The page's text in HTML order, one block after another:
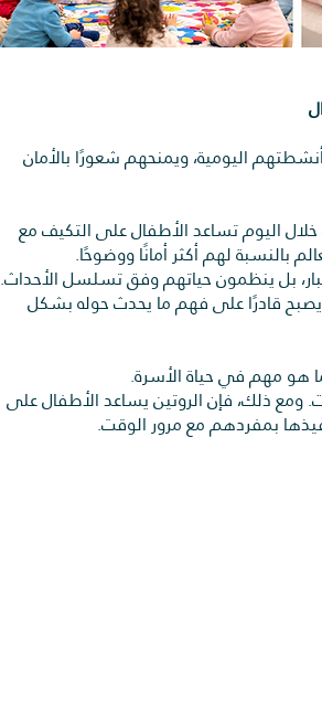
اليومية، ويمنحهم شعورًا بالأمان
اليوم تساعد الأطفال على التكيف مع
بالنسبة لهم أكثر أمانًا ووضوحًا.
بل ينظمون حياتهم وفق تسلسل الأحداث.
ويصبح قادرًا على فهم ما يحدث حوله بشكل
هو مهم في حياة الأسرة.
ومع ذلك، فإن الروتين يساعد الأطفال على
بمفردهم مع مرور الوقت.